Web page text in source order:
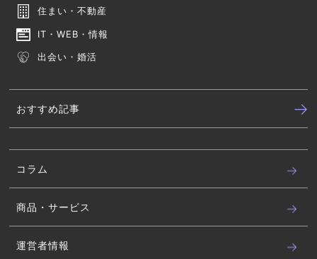
住まい・不動産
IT・WEB・情報
出会い・婚活
おすすめ記事
コラム
商品・サービス
運営者情報